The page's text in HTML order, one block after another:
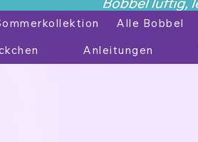
Alle Bobbel
Anleitungen